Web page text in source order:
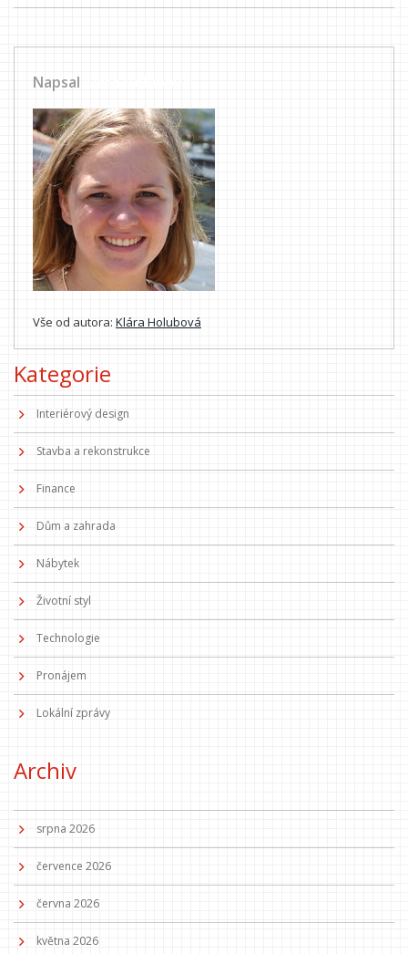
Napsal
Vše od autora: Klára Holubová
Kategorie
Interiérový design
Stavba a rekonstrukce
Finance
Dům a zahrada
Nábytek
Životní styl
Technologie
Pronájem
Lokální zprávy
Archiv
srpna 2026
července 2026
června 2026
května 2026